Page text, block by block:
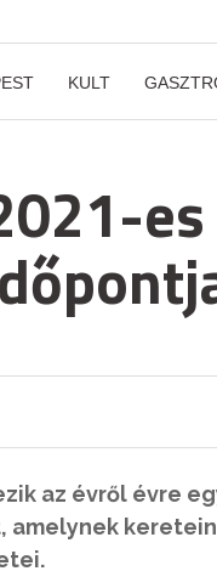
KULT
az évről évre
amelynek